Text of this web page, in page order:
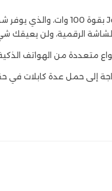
من الهواتف الذكية
إلى حمل عدة كابلات في